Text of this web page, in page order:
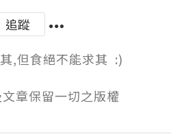
追蹤
,但食絕不能求其  :)
章保留一切之版權